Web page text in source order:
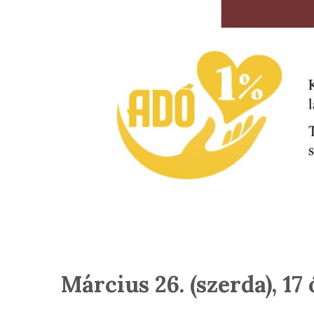
Március 26. (szerda), 17